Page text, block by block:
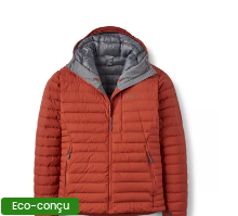
Eco-conçu